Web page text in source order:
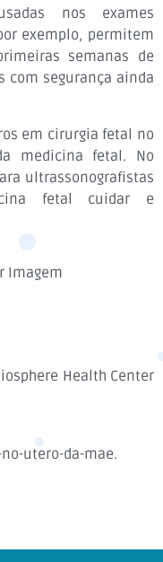
nos exames
exemplo, permitem
semanas de
com segurança ainda
em cirurgia fetal no
medicina fetal. No
ultrassonografistas
fetal cuidar e
Imagem
Health Center
utero-da-mae.